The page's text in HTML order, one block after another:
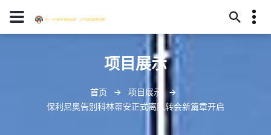
13594780045
阜阳市详殖峰285号
idiosyncratic@outlook.com
项目展示
首页
项目展示
保利尼奥告别科林蒂安正式离队转会新篇章开启